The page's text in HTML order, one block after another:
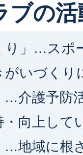
ブの
り」…スポ
がいづくり
…介護予防
・向上して
…地域に根